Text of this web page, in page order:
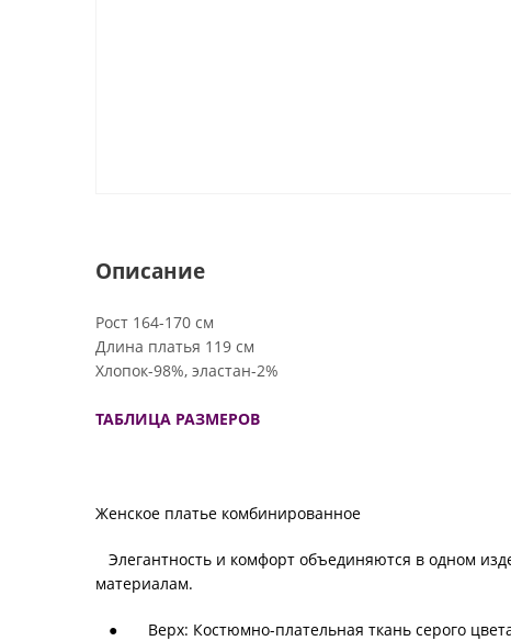
Описание
Рост 164-170 см
Длина платья 119 см
Хлопок-98%, эластан-2%
ТАБЛИЦА РАЗМЕРОВ
Женское платье комбинированное
Элегантность и комфорт объединяются в одном
материалам.
● Верх: Костюмно-плательная ткань серого